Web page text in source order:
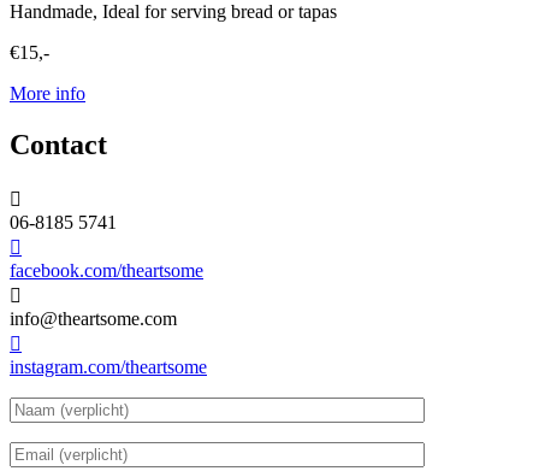
Handmade, Ideal for serving bread or tapas
€15,-
More info
Contact

06-8185 5741

facebook.com/theartsome

info@theartsome.com

instagram.com/theartsome